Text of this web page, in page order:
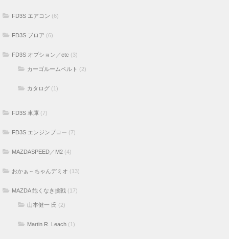
FD3S エアコン (6)
FD3S ブロア (6)
FD3S オプション／etc (3)
カーゴルームベルト (2)
カタログ (1)
FD3S 車庫 (7)
FD3S エンジンブロー (7)
MAZDASPEED／M2 (4)
おかぁ～ちゃんデミオ (13)
MAZDA 飽くなき挑戦 (17)
山本健一 氏 (2)
Martin R. Leach (1)